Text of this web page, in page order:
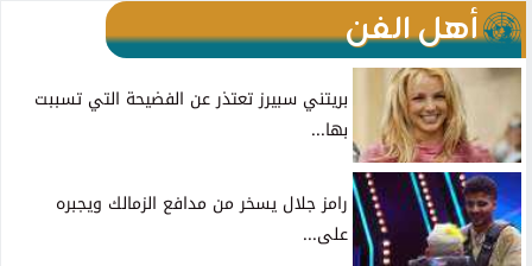
أهل الفن
بريتني سبيرز تعتذر عن الفضيحة التي تسببت
بها...
رامز جلال يسخر من مدافع الزمالك ويجبره
على...